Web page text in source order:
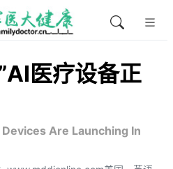
医疗设备正
Devices Are Launching In